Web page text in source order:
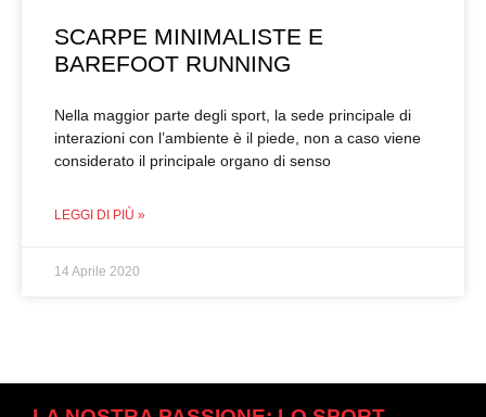
SCARPE MINIMALISTE E
BAREFOOT RUNNING
Nella maggior parte degli sport, la sede principale di
interazioni con l’ambiente è il piede, non a caso viene
considerato il principale organo di senso
LEGGI DI PIÙ »
14 Aprile 2020